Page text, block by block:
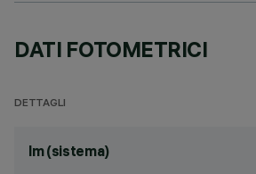
DATI FOTOMETRICI
DETTAGLI
lm (sistema)